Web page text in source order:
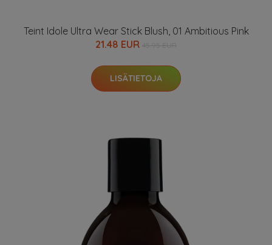
Teint Idole Ultra Wear Stick Blush, 01 Ambitious Pink
21.48 EUR
LISÄTIETOJA